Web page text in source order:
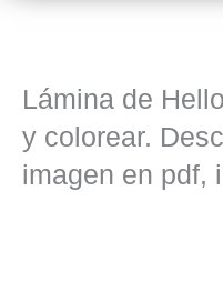
Lámina de
y colorear.
imagen en pdf,